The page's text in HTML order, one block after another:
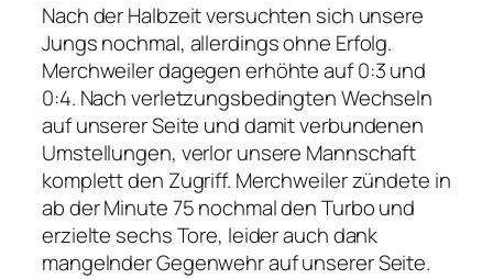
Nach der Halbzeit versuchten sich unsere
Jungs nochmal, allerdings ohne Erfolg.
Merchweiler dagegen erhöhte auf 0:3 und
0:4. Nach verletzungsbedingten Wechseln
auf unserer Seite und damit verbundenen
Umstellungen, verlor unsere Mannschaft
komplett den Zugriff. Merchweiler zündete in
ab der Minute 75 nochmal den Turbo und
erzielte sechs Tore, leider auch dank
mangelnder Gegenwehr auf unserer Seite.